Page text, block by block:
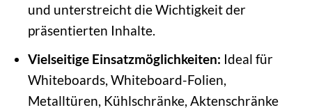
und unterstreicht die Wichtigkeit der
präsentierten Inhalte.
Vielseitige Einsatzmöglichkeiten: Ideal für
Whiteboards, Whiteboard-Folien,
Metalltüren, Kühlschränke, Aktenschränke